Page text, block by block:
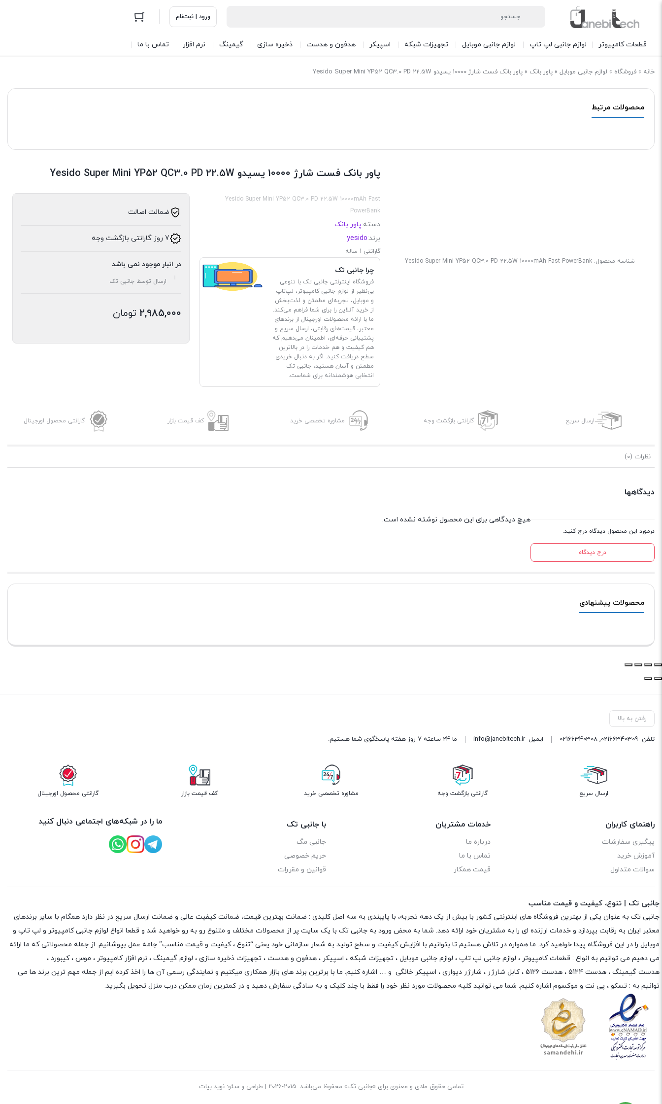
ورود | ثبت‌نام
قطعات کامپیوتر لوازم جانبی لپ تاپ لوازم جانبی موبایل تجهیزات شبکه اسپیکر هدفون و هدست ذخیره سازی گیمینگ نرم افزار تماس با ما
خانه » فروشگاه » لوازم جانبی موبایل » پاور بانک » پاور بانک فست شارژ 10000 یسیدو Yesido Super Mini YP52 QC3.0 PD 22.5W
محصولات مرتبط
شناسه محصول:Yesido Super Mini YP52 QC3.0 PD 22.5W 10000mAh Fast PowerBank
پاور بانک فست شارژ 10000 یسیدو Yesido Super Mini YP52 QC3.0 PD 22.5W
Yesido Super Mini YP52 QC3.0 PD 22.5W 10000mAh Fast
PowerBank
دسته:پاور بانک
برند:yesido
گارانتی 1 ساله
چرا جانبی تک
فروشگاه اینترنتی جانبی تک با تنوعی
بی‌نظیر از لوازم جانبی کامپیوتر، لپ‌تاپ
و موبایل، تجربه‌ای مطمئن و لذت‌بخش
از خرید آنلاین را برای شما فراهم می‌کند.
ما با ارائه محصولات اورجینال از برندهای
معتبر، قیمت‌های رقابتی، ارسال سریع و
پشتیبانی حرفه‌ای، اطمینان می‌دهیم که
هم کیفیت و هم خدمات را در بالاترین
سطح دریافت کنید. اگر به دنبال خریدی
مطمئن و آسان هستید، جانبی تک
انتخابی هوشمندانه برای شماست.
ضمانت اصالت
7 روز گارانتی بازگشت وجه
در انبار موجود نمی باشد
ارسال توسط جانبی تک
2,985,000 تومان
ارسال سریع گارانتی بازگشت وجه مشاوره تخصصی خرید کف قیمت بازار گارانتی محصول اورجینال
نظرات (0)
دیدگاهها
درمورد این محصول دیدگاه درج کنید.
درج دیدگاه
هیچ دیدگاهی برای این محصول نوشته نشده است.
محصولات پیشنهادی
رفتن به بالا
تلفن 02166340309
,
02166340308 ایمیلinfo@janebitech.ir ما 24 ساعته 7 روز هفته پاسخگوی شما هستیم.
ارسال سریع گارانتی بازگشت وجه مشاوره تخصصی خرید کف قیمت بازار گارانتی محصول اورجینال
راهنمای کاربران
پیگیری سفارشات
آموزش خرید
سوالات متداول
خدمات مشتریان
درباره ما
تماس با ما
قیمت همکار
با جانبی تک
جانبی مگ
حریم خصوصی
قوانین و مقررات
ما را در شبکه‌های اجتماعی دنبال کنید
جانبی تک | تنوع، کیفیت و قیمت مناسب
جانبی تک به عنوان یکی از بهترین فروشگاه های اینترنتی کشور با بیش از یک دهه تجربه، با پایبندی به سه اصل کلیدی : ضمانت بهترین قیمت، ضمانت کیفیت عالی و ضمانت ارسال سریع در نظر دارد همگام با سایر برندهای
معتبر ایران به رقابت بپردازد و خدمات ارزنده ای را به مشتریان خود ارائه دهد. شما به محض ورود به جانبی تک با یک سایت پر از محصولات مختلف و متنوع رو به رو خواهید شد و قطعا انواع لوازم جانبی کامپیوتر و لپ تاپ و
موبایل را در این فروشگاه پیدا خواهید کرد. ما همواره در تلاش هستیم تا بتوانیم با افزایش کیفیت و سطح تولید به شعار سازمانی خود یعنی “تنوع ، کیفیت و قیمت مناسب” جامه عمل بپوشانیم. از جمله محصولاتی که ما ارائه
می دهیم می توانیم به انواع : قطعات کامپیوتر ، لوازم جانبی لپ تاپ ، لوازم جانبی موبایل ، تجهیزات شبکه ، اسپیکر ، هدفون و هدست ، تجهیزات ذخیره سازی ، لوازم گیمینگ ، نرم افزار کامپیوتر ، موس ،کیبورد ،
هدست گیمینگ ، هدست 5124 ، هدست 5126 ، کابل شارژر ، شارژر دیواری ، اسپیکر خانگی و … اشاره کنیم. ما با برترین برند های بازار همکاری میکنیم و نمایندگی رسمی آن ها را اخذ کرده ایم از جمله مهم ترین برند ها می
توانیم به : تسکو ، پی نت و موکسوم اشاره کنیم. شما می توانید کلیه محصولات مورد نظر خود را فقط با چند کلیک و به سادگی سفارش دهید و در کمترین زمان ممکن درب منزل تحویل بگیرید.
تمامی حقوق مادی و معنوی برای «جانبی تک» محفوظ می‌باشد. 2015-2026 | طراحی و سئو: نوید بیات